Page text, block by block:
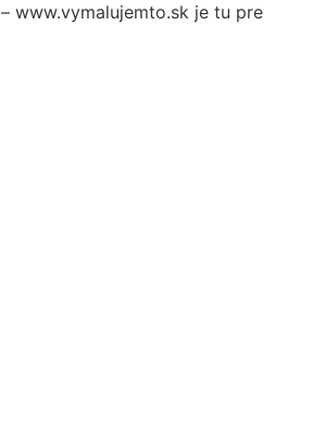
– www.vymalujemto.sk je tu pre